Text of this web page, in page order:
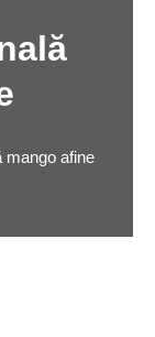
mango afine